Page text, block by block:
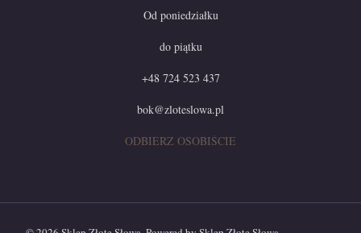
Od poniedziałku
do piątku
+48 724 523 437
bok@zloteslowa.pl
ODBIERZ OSOBIŚCIE